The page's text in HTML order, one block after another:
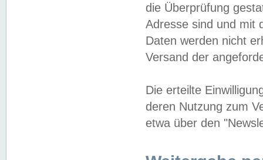
die Überprüfung
Adresse sind und mit
Daten werden nicht
Versand der
Die erteilte
deren Nutzung zum
etwa über den